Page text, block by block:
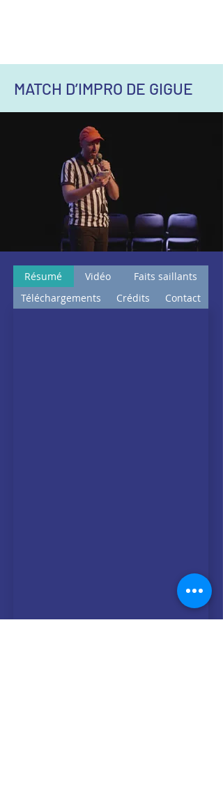
MATCH D’IMPRO DE GIGUE
Résumé Vidéo
Faits saillants
Téléchargements
Crédits Contact